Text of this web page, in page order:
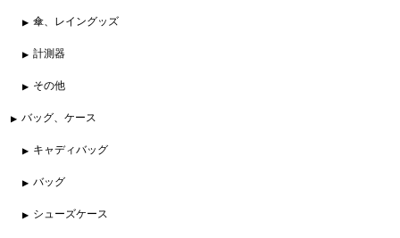
傘、レイングッズ
計測器
その他
バッグ、ケース
キャディバッグ
バッグ
シューズケース